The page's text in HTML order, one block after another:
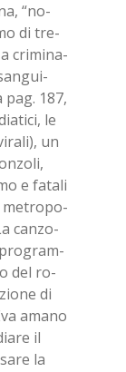
“no­
di tre­
cri­mi­na­
187,
le
un
e fa­ta­li
me­tro­po­
can­zo­
pro­gram­
del ro­
di
ama­no
il
la